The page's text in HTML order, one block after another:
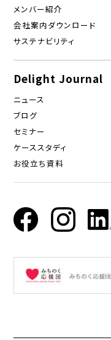
メンバー紹介
会社案内ダウンロード
サステナビリティ
Delight Journal
ニュース
ブログ
セミナー
ケーススタディ
お役立ち資料